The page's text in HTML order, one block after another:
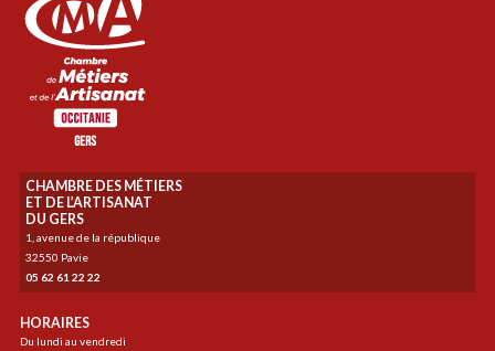
CHAMBRE DES MÉTIERS
ET DE L’ARTISANAT
DU GERS
1, avenue de la république
32550 Pavie
05 62 61 22 22
HORAIRES
Du lundi au vendredi